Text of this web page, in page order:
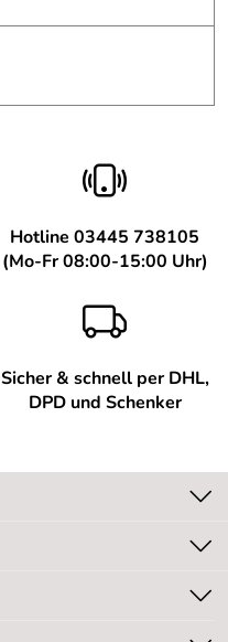
Hotline 03445 738105
(Mo-Fr 08:00-15:00 Uhr)
Sicher & schnell per DHL,
DPD und Schenker